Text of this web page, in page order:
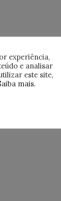
experiência,
e analisar
este site,
mais.